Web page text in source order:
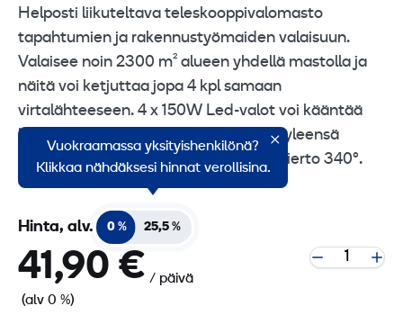
Helposti liikuteltava teleskooppivalomasto
tapahtumien ja rakennustyömaiden valaisuun.
Valaisee noin 2300 m² alueen yhdellä mastolla ja
näitä voi ketjuttaa jopa 4 kpl samaan
virtalähteeseen. 4 x 150W Led-valot voi kääntää
haluamaansa suuntaan. Asennetaan yleensä
valaistavan alueen reunalle. Maston kierto 340°.
Vuokraamassa yksityishenkilönä?
Klikkaa nähdäksesi hinnat verollisina.
Hinta, alv. 0 % 25,5 %
41,90 € / päivä
(alv 0 %)